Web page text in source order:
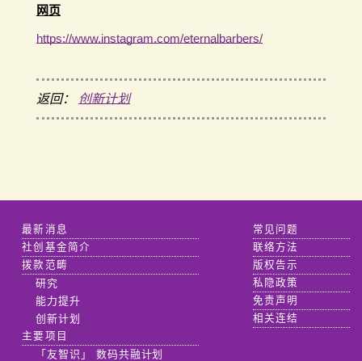
网页
https://www.instagram.com/eternalbarbers/
返回： 创新计划
最新消息
社创基金简介
拨款范畴
研究
能力提升
创新计划
主要项目
「友智识」 数码共融计划
常见问题
联络方法
版权告示
私隐政策
免责声明
相关连结